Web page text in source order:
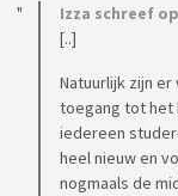
Izza schreef op
[..]
Natuurlijk zijn
toegang tot het
iedereen
heel nieuw en
nogmaals de